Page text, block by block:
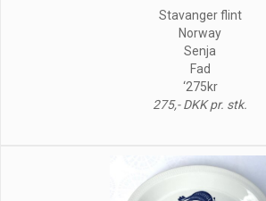
Stavanger flint
Norway
Senja
Fad
‘275kr
275,- DKK pr. stk.